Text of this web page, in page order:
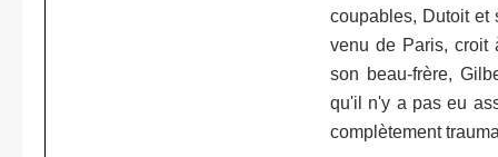
coupables, Dutoit et
venu de Paris, croit
son beau-frère,
qu'il n'y a pas eu
complètement